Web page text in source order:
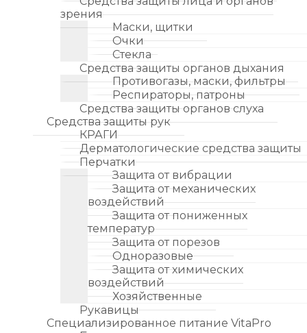
зрения
Маски, щитки
Очки
Стекла
Средства защиты органов дыхания
Противогазы, маски, фильтры
Респираторы, патроны
Средства защиты органов слуха
Средства защиты рук
КРАГИ
Дерматологические средства защиты
Перчатки
Защита от вибрации
Защита от механических
воздействий
Защита от пониженных
температур
Защита от порезов
Одноразовые
Защита от химических
воздействий
Хозяйственные
Рукавицы
Специализированное питание VitaPro